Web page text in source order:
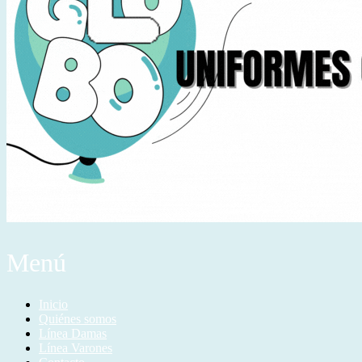
Menú
Inicio
Quiénes somos
Línea Damas
Línea Varones